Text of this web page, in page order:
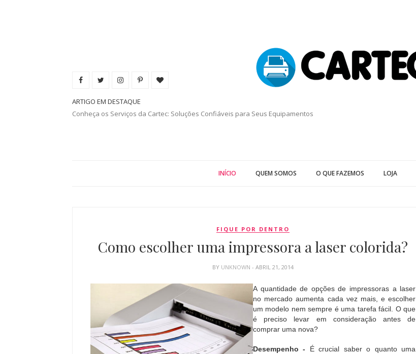
ARTIGO EM DESTAQUE
Conheça os Serviços da Cartec: Soluções Confiáveis para Seus Equipamentos
INÍCIO QUEM SOMOS O QUE FAZEMOS LOJA
FIQUE POR DENTRO
Como escolher uma impressora a laser colorida?
BY UNKNOWN- ABRIL 21, 2014
A quantidade de opções de impressoras a laser
no mercado aumenta cada vez mais, e escolher
um modelo nem sempre é uma tarefa fácil. O que
é preciso levar em consideração antes de
comprar uma nova?
Desempenho - É crucial saber o quanto uma